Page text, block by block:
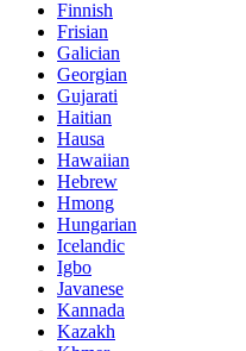
Finnish
Frisian
Galician
Georgian
Gujarati
Haitian
Hausa
Hawaiian
Hebrew
Hmong
Hungarian
Icelandic
Igbo
Javanese
Kannada
Kazakh